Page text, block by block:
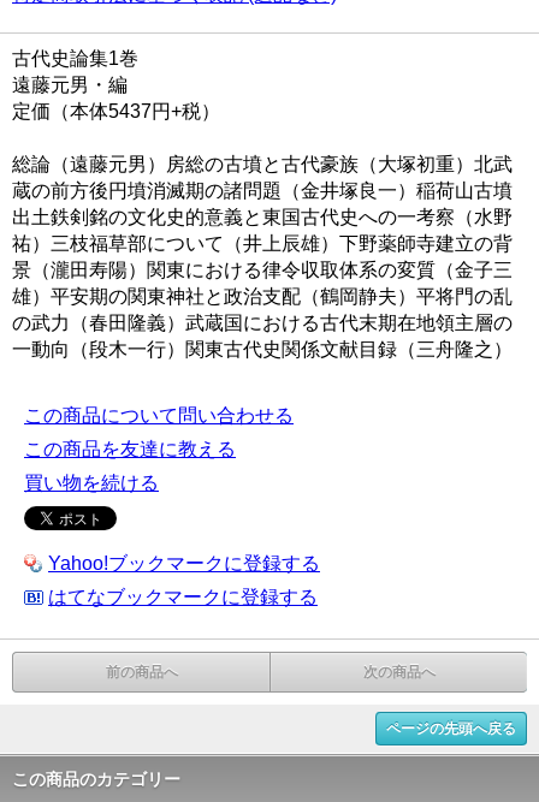
古代史論集1巻
遠藤元男・編
定価（本体5437円+税）
総論（遠藤元男）房総の古墳と古代豪族（大塚初重）北武
蔵の前方後円墳消滅期の諸問題（金井塚良一）稲荷山古墳
出土鉄剣銘の文化史的意義と東国古代史への一考察（水野
祐）三枝福草部について（井上辰雄）下野薬師寺建立の背
景（瀧田寿陽）関東における律令収取体系の変質（金子三
雄）平安期の関東神社と政治支配（鶴岡静夫）平将門の乱
の武力（春田隆義）武蔵国における古代末期在地領主層の
一動向（段木一行）関東古代史関係文献目録（三舟隆之）
この商品について問い合わせる
この商品を友達に教える
買い物を続ける
Yahoo!ブックマークに登録する
はてなブックマークに登録する
前の商品へ 次の商品へ
ページの先頭へ戻る
この商品のカテゴリー